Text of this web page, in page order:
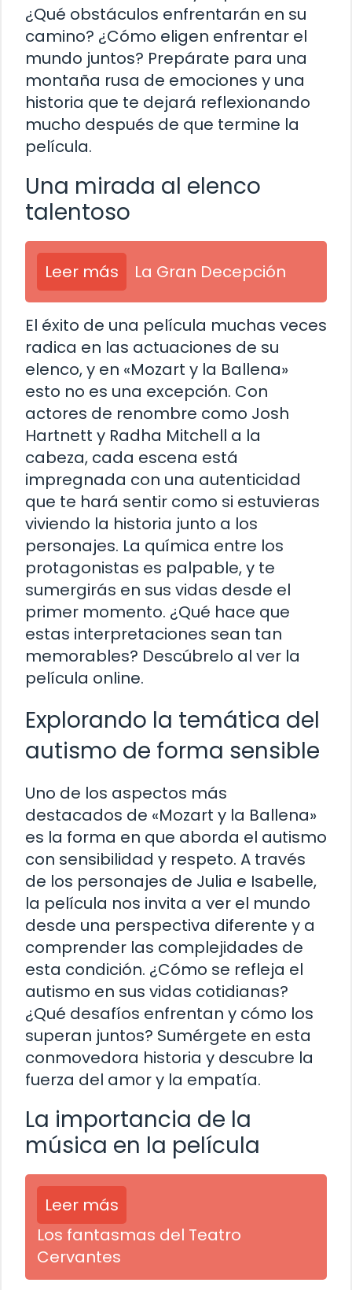
¿Qué obstáculos enfrentarán en su
camino? ¿Cómo eligen enfrentar el
mundo juntos? Prepárate para una
montaña rusa de emociones y una
historia que te dejará reflexionando
mucho después de que termine la
película.
Una mirada al elenco
talentoso
Leer más La Gran Decepción
El éxito de una película muchas veces
radica en las actuaciones de su
elenco, y en «Mozart y la Ballena»
esto no es una excepción. Con
actores de renombre como Josh
Hartnett y Radha Mitchell a la
cabeza, cada escena está
impregnada con una autenticidad
que te hará sentir como si estuvieras
viviendo la historia junto a los
personajes. La química entre los
protagonistas es palpable, y te
sumergirás en sus vidas desde el
primer momento. ¿Qué hace que
estas interpretaciones sean tan
memorables? Descúbrelo al ver la
película online.
Explorando la temática del
autismo de forma sensible
Uno de los aspectos más
destacados de «Mozart y la Ballena»
es la forma en que aborda el autismo
con sensibilidad y respeto. A través
de los personajes de Julia e Isabelle,
la película nos invita a ver el mundo
desde una perspectiva diferente y a
comprender las complejidades de
esta condición. ¿Cómo se refleja el
autismo en sus vidas cotidianas?
¿Qué desafíos enfrentan y cómo los
superan juntos? Sumérgete en esta
conmovedora historia y descubre la
fuerza del amor y la empatía.
La importancia de la
música en la película
Leer más
Los fantasmas del Teatro
Cervantes